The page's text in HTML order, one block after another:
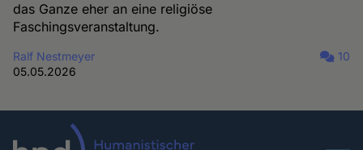
das Ganze eher an eine religiöse
Faschingsveranstaltung.
Ralf Nestmeyer
05.05.2026
10